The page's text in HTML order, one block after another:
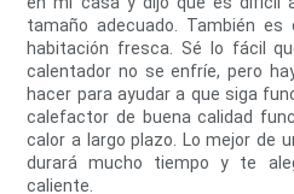
tamaño adecuado. También
habitación fresca. Sé lo fácil
calentador no se enfríe, pero
hacer para ayudar a que siga
calefactor de buena calidad
calor a largo plazo. Lo mejor de
durará mucho tiempo y te
caliente.